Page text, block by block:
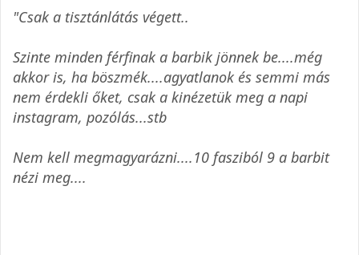
"Csak a tisztánlátás végett..
Szinte minden férfinak a barbik jönnek be....még
akkor is, ha böszmék....agyatlanok és semmi más
nem érdekli őket, csak a kinézetük meg a napi
instagram, pozólás...stb
Nem kell megmagyarázni....10 fasziból 9 a barbit
nézi meg....